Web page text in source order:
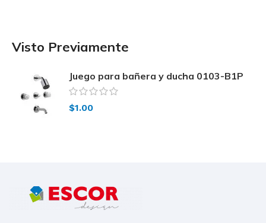
Visto Previamente
Juego para bañera y ducha 0103-B1P
FV
$1.00